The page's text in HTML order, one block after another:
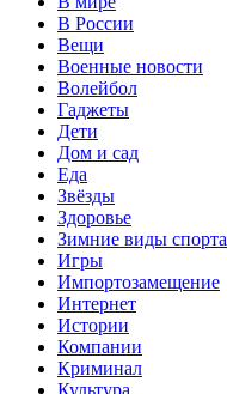
В России
Вещи
Военные новости
Волейбол
Гаджеты
Дети
Дом и сад
Еда
Звёзды
Здоровье
Зимние виды спорта
Игры
Импортозамещение
Интернет
Истории
Компании
Криминал
Культура